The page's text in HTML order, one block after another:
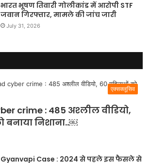
भारत भूषण तिवारी गोलीकांड में आरोपी STF
जवान गिरफ्तार, मामले की जांच जारी
July 31, 2026
एक्सक्लूसिव
crime : 485 अश्लील वीडियो,
निशाना..￼
Gyanvapi Case : 2024 से पहले इस फैसले से